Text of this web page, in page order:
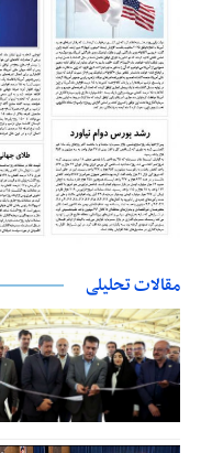
مقالات تحلیلی